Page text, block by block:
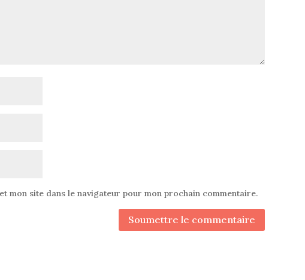
mon site dans le navigateur pour mon prochain commentaire.
Soumettre le commentaire